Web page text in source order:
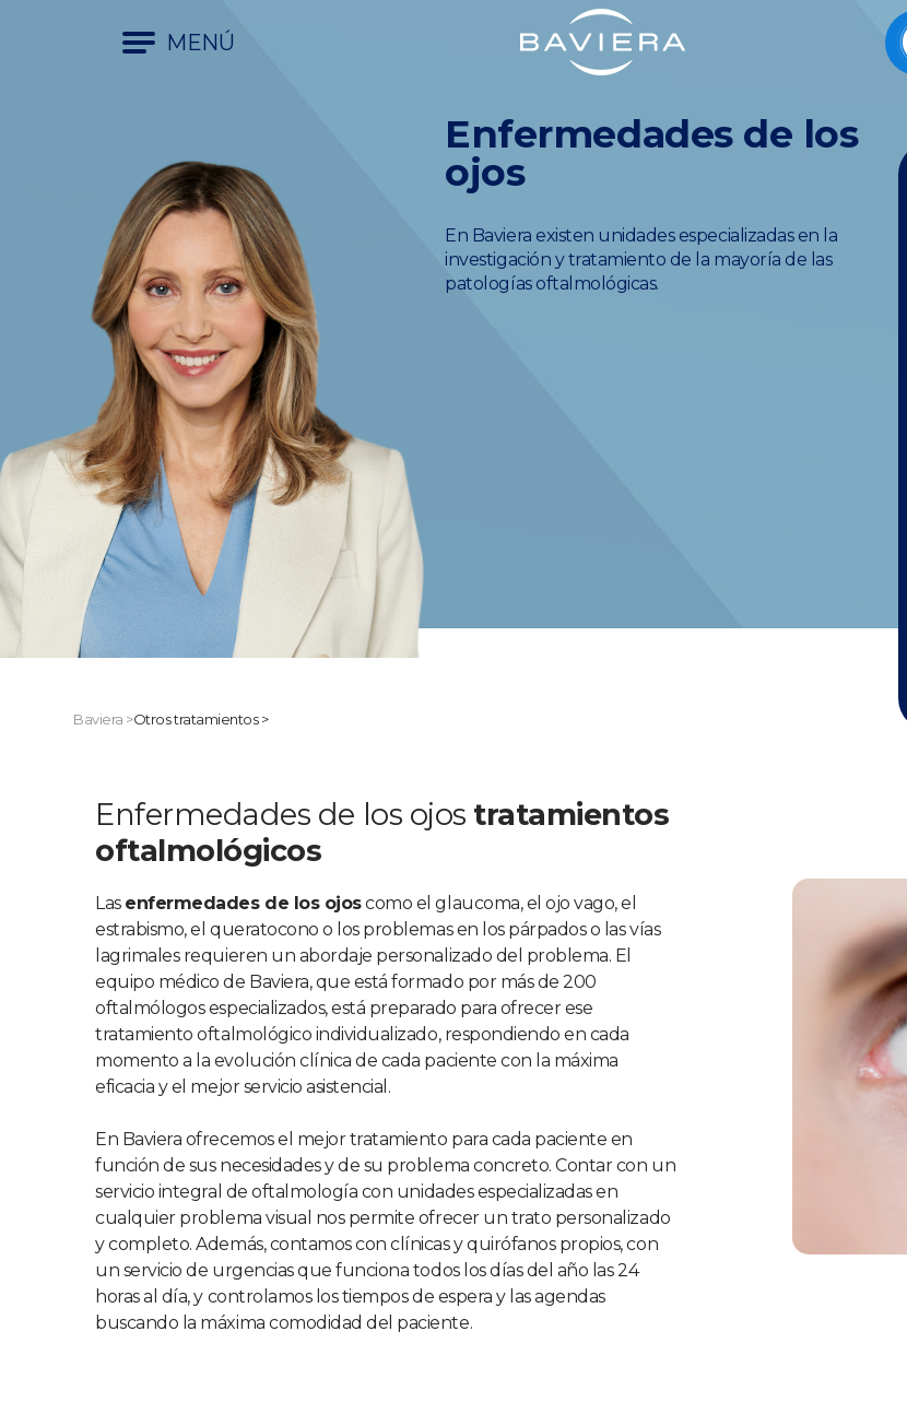
MENÚ
Enfermedades de los
ojos
En Baviera existen unidades especializadas en la
investigación y tratamiento de la mayoría de las
patologías oftalmológicas.
Baviera >Otros tratamientos >
Enfermedades de los ojos tratamientos
oftalmológicos
Las enfermedades de los ojoscomo el glaucoma, el ojo vago, el
estrabismo, el queratocono o los problemas en los párpados o las vías
lagrimales requieren un abordaje personalizado del problema. El
equipo médico de Baviera, que está formado por más de 200
oftalmólogos especializados, está preparado para ofrecer ese
tratamiento oftalmológico individualizado, respondiendo en cada
momento a la evolución clínica de cada paciente con la máxima
eficacia y el mejor servicio asistencial.
En Baviera ofrecemos el mejor tratamiento para cada paciente en
función de sus necesidades y de su problema concreto. Contar con un
servicio integral de oftalmología con unidades especializadas en
cualquier problema visual nos permite ofrecer un trato personalizado
y completo. Además, contamos con clínicas y quirófanos propios, con
un servicio de urgencias que funciona todos los días del año las 24
horas al día, y controlamos los tiempos de espera y las agendas
buscando la máxima comodidad del paciente.